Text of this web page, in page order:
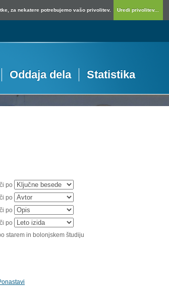
za nekatere potrebujemo vašo privolitev. Uredi privolitev...
Oddaja dela Statistika
po
po
po
po
starem in bolonjskem študiju